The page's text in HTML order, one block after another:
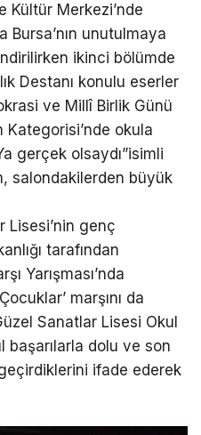
Kültür Merkezi’nde
unutulmaya
ikinci bölümde
Destanı konulu eserler
ve Millî Birlik Günü
Kategorisi’nde okula
gerçek olsaydı”isimli
salondakilerden büyük
Lisesi’nin genç
tarafından
Yarışması’nda
marşını da
Sanatlar Lisesi Okul
başarılarla dolu ve son
ifade ederek